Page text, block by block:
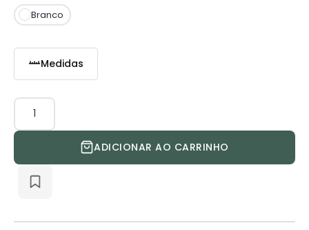
Branco
Medidas
Jaleco
quantidade
ADICIONAR AO CARRINHO